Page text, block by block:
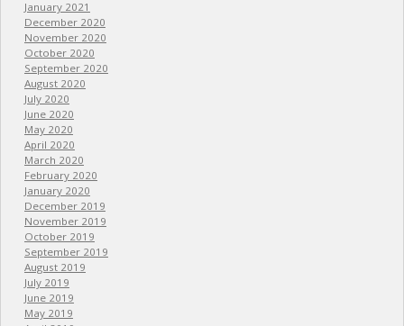
January 2021
December 2020
November 2020
October 2020
September 2020
August 2020
July 2020
June 2020
May 2020
April 2020
March 2020
February 2020
January 2020
December 2019
November 2019
October 2019
September 2019
August 2019
July 2019
June 2019
May 2019